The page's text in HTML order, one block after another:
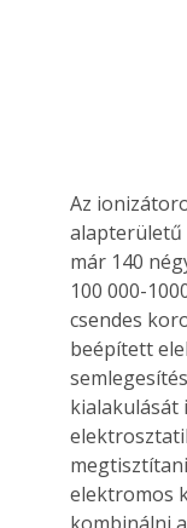
Virágoskert:
teraszon,
Az
alapterületű
már 140
100 000-
csendes
beépített
kialakulását
elektromos